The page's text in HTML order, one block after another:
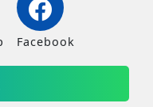
Facebook